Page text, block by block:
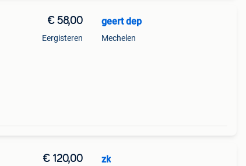
€ 58,00
Eergisteren
geert dep
Mechelen
€ 120,00 zk